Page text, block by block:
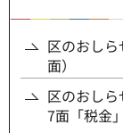
区のおし
面）
区のおし
7面「税金」